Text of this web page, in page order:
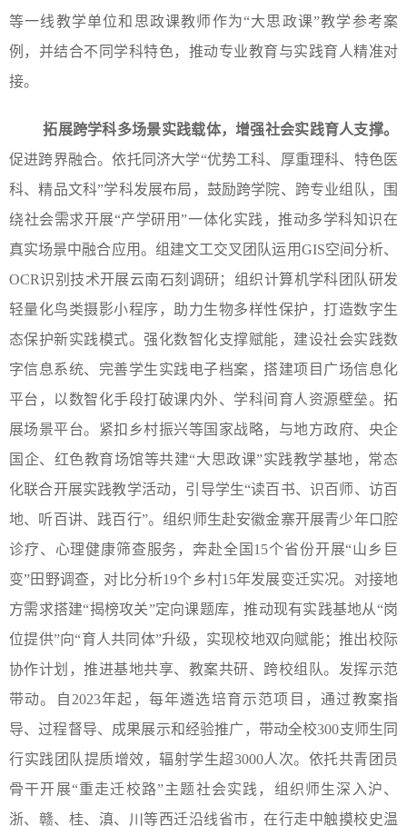
等一线教学单位和思政课教师作为“大思政课”教学参考案
例，并结合不同学科特色，推动专业教育与实践育人精准对
接。
拓展跨学科多场景实践载体，增强社会实践育人支撑。
促进跨界融合。依托同济大学“优势工科、厚重理科、特色医
科、精品文科”学科发展布局，鼓励跨学院、跨专业组队，围
绕社会需求开展“产学研用”一体化实践，推动多学科知识在
真实场景中融合应用。组建文工交叉团队运用GIS空间分析、
OCR识别技术开展云南石刻调研；组织计算机学科团队研发
轻量化鸟类摄影小程序，助力生物多样性保护，打造数字生
态保护新实践模式。强化数智化支撑赋能，建设社会实践数
字信息系统、完善学生实践电子档案，搭建项目广场信息化
平台，以数智化手段打破课内外、学科间育人资源壁垒。拓
展场景平台。紧扣乡村振兴等国家战略，与地方政府、央企
国企、红色教育场馆等共建“大思政课”实践教学基地，常态
化联合开展实践教学活动，引导学生“读百书、识百师、访百
地、听百讲、践百行”。组织师生赴安徽金寨开展青少年口腔
诊疗、心理健康筛查服务，奔赴全国15个省份开展“山乡巨
变”田野调查，对比分析19个乡村15年发展变迁实况。对接地
方需求搭建“揭榜攻关”定向课题库，推动现有实践基地从“岗
位提供”向“育人共同体”升级，实现校地双向赋能；推出校际
协作计划，推进基地共享、教案共研、跨校组队。发挥示范
带动。自2023年起，每年遴选培育示范项目，通过教案指
导、过程督导、成果展示和经验推广，带动全校300支师生同
行实践团队提质增效，辐射学生超3000人次。依托共青团员
骨干开展“重走迁校路”主题社会实践，组织师生深入沪、
浙、赣、桂、滇、川等西迁沿线省市，在行走中触摸校史温